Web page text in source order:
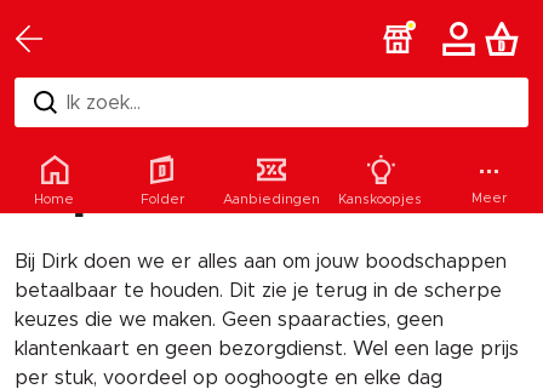
Ik zoek...
Bespaarbeloftes van Dirk
Bij Dirk doen we er alles aan om jouw boodschappen
betaalbaar te houden. Dit zie je terug in de scherpe
keuzes die we maken. Geen spaaracties, geen
klantenkaart en geen bezorgdienst. Wel een lage prijs
per stuk, voordeel op ooghoogte en elke dag
Home Folder Aanbiedingen Kanskoopjes Meer